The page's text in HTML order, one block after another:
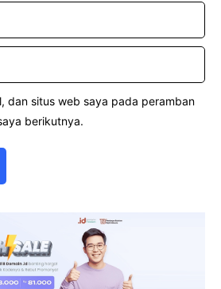
dan situs web saya pada peramban
berikutnya.